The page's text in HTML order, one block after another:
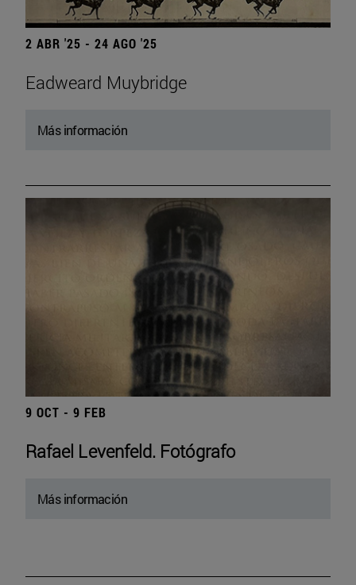
2 ABR '25 - 24 AGO '25
Eadweard Muybridge
Más información
9 OCT - 9 FEB
Rafael Levenfeld. Fotógrafo
Más información